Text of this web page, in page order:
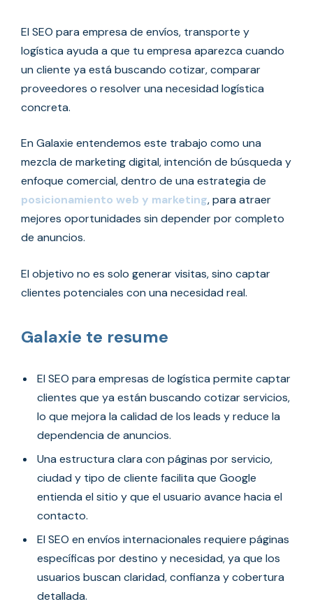
El SEO para empresa de envíos, transporte y
logística ayuda a que tu empresa aparezca cuando
un cliente ya está buscando cotizar, comparar
proveedores o resolver una necesidad logística
concreta.
En Galaxie entendemos este trabajo como una
mezcla de marketing digital, intención de búsqueda y
enfoque comercial, dentro de una estrategia de
posicionamiento web y marketing, para atraer
mejores oportunidades sin depender por completo
de anuncios.
El objetivo no es solo generar visitas, sino captar
clientes potenciales con una necesidad real.
Galaxie te resume
El SEO para empresas de logística permite captar
clientes que ya están buscando cotizar servicios,
lo que mejora la calidad de los leads y reduce la
dependencia de anuncios.
Una estructura clara con páginas por servicio,
ciudad y tipo de cliente facilita que Google
entienda el sitio y que el usuario avance hacia el
contacto.
El SEO en envíos internacionales requiere páginas
específicas por destino y necesidad, ya que los
usuarios buscan claridad, confianza y cobertura
detallada.